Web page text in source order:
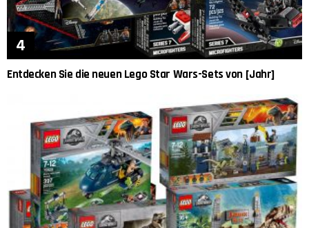
Entdecken Sie die neuen Lego Star Wars-Sets von [Jahr]